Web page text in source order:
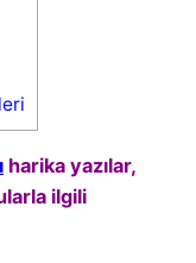
harika yazılar,
ilgili